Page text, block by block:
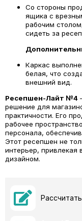
Со стороны
ящика с
рабочим
сидеть за
Каркас
белая, что
внешний вид.
Ресепшен-Лайт №4
решение для
практичности. Его
рабочее
персонала,
Этот ресепшен не
интерьер, привлекая
дизайном.